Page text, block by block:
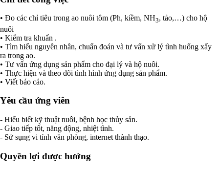
• Đo các chỉ tiêu trong ao nuôi tôm (Ph, kiềm, NH3, tảo,…) cho hộ
nuôi
• Kiểm tra khuẩn .
• Tìm hiểu nguyên nhân, chuẩn đoán và tư vấn xử lý tình huống xẩy
ra trong ao.
• Tư vấn ứng dụng sản phẩm cho đại lý và hộ nuôi.
• Thực hiện và theo dõi tình hình ứng dụng sản phẩm.
• Viết báo cáo.
Yêu cầu ứng viên
- Hiểu biết kỹ thuật nuôi, bệnh học thủy sản.
- Giao tiếp tốt, năng động, nhiệt tình.
- Sử sụng vi tính văn phòng, internet thành thạo.
Quyền lợi được hưởng